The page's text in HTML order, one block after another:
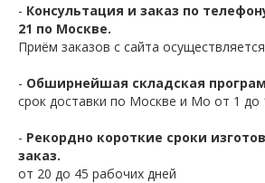
- Консультация и заказ по
21 по Москве.
Приём заказов с сайта
- Обширнейшая складская
срок доставки по Москве и Мо от 1 до
- Рекордно короткие сроки
заказ.
от 20 до 45 рабочих дней